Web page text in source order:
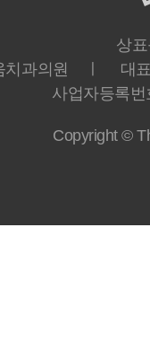
상
치과의원 ㅣ 대표
사업자등록
Copyright ©